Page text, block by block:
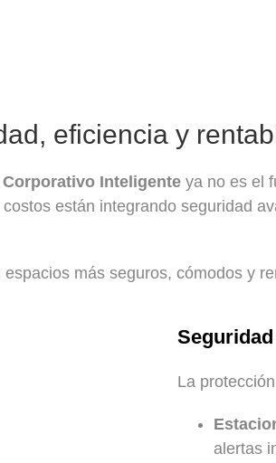
eficiencia y
Corporativo Inteligenteya no es el
están integrando seguridad
más seguros, cómodos y
La
alertas